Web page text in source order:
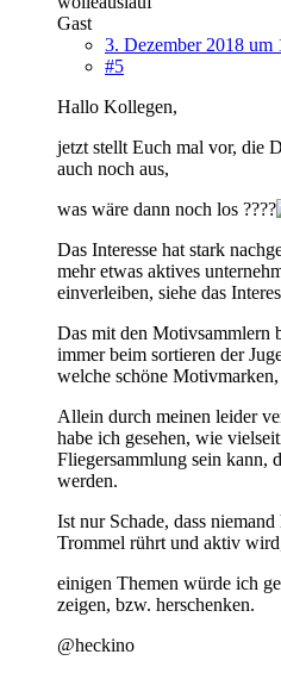
Gast
3. Dezember 2018 um
#5
Hallo Kollegen,
jetzt stellt Euch mal vor, die
auch noch aus,
was wäre dann noch los ????
Das Interesse hat stark
mehr etwas aktives
einverleiben, siehe das
Das mit den Motivsammlern
immer beim sortieren der
welche schöne
Allein durch meinen leider
habe ich gesehen, wie
Fliegersammlung sein kann,
werden.
Ist nur Schade, dass
Trommel rührt und aktiv
einigen Themen würde ich
zeigen, bzw. herschenken.
@heckino